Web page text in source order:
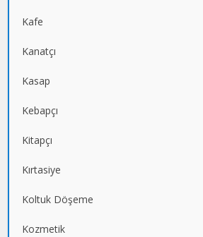
Kafe
Kanatçı
Kasap
Kebapçı
Kitapçı
Kırtasiye
Koltuk Döşeme
Kozmetik